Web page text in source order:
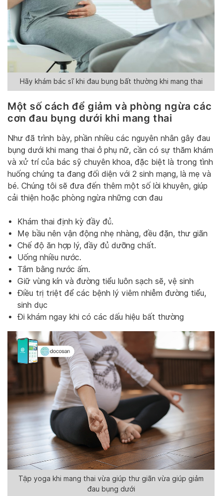
Hãy khám bác sĩ khi đau bụng bất thường khi mang thai
Một số cách để giảm và phòng ngừa các
cơn đau bụng dưới khi mang thai
Như đã trình bày, phần nhiều các nguyên nhân gây đau
bụng dưới khi mang thai ở phụ nữ, cần có sự thăm khám
và xử trí của bác sỹ chuyên khoa, đặc biệt là trong tình
huống chúng ta đang đối diện với 2 sinh mạng, là mẹ và
bé. Chúng tôi sẽ đưa đến thêm một số lời khuyên, giúp
cải thiện hoặc phòng ngừa những cơn đau
Khám thai định kỳ đầy đủ.
Mẹ bầu nên vận động nhẹ nhàng, đều đặn, thư giãn
Chế độ ăn hợp lý, đầy đủ dưỡng chất.
Uống nhiều nước.
Tắm bằng nước ấm.
Giữ vùng kín và đường tiểu luôn sạch sẽ, vệ sinh
Điều trị triệt để các bệnh lý viêm nhiễm đường tiểu,
sinh dục
Đi khám ngay khi có các dấu hiệu bất thường
Tập yoga khi mang thai vừa giúp thư giãn vừa giúp giảm
đau bụng dưới